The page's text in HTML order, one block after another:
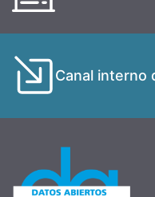
Canal interno